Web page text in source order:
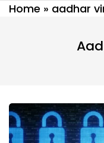
Home » aadhar